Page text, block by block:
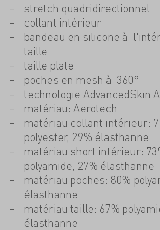
stretch quadridirectionnel
collant intérieur
bandeau en silicone à
taille
taille plate
poches en mesh à 360°
technologie AdvancedSkin
matériau: Aerotech
matériau collant intérieur:
polyester, 29% élasthanne
matériau short intérieur:
polyamide, 27% élasthanne
matériau poches: 80%
élasthanne
matériau taille: 67%
élasthanne